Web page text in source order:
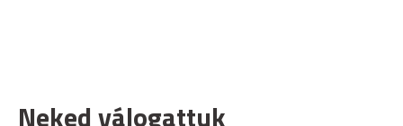
Neked válogattuk